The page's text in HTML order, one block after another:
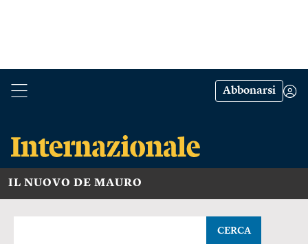
Abbonarsi
IL NUOVO DE MAURO
CERCA